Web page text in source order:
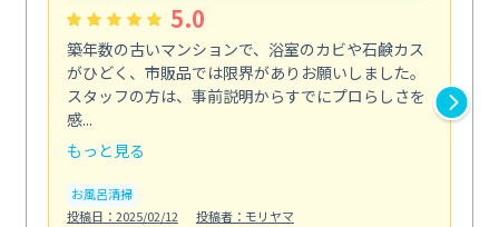
5.0
築年数の古いマンションで、浴室のカビや石鹸カス
がひどく、市販品では限界がありお願いしました。
スタッフの方は、事前説明からすでにプロらしさを
感...
もっと見る
お風呂清掃
投稿日：2025/02/12
投稿者：モリヤマ